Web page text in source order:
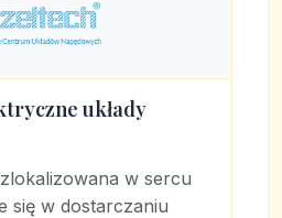
układy
w sercu
się w dostarczaniu